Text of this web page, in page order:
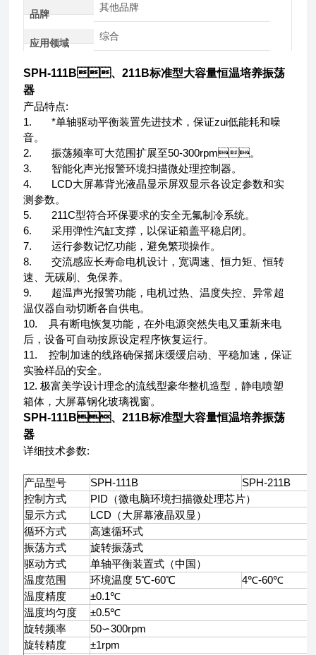
品牌
其他品牌
应用领域
综合
SPH-111B、211B标准型大容量恒温培养振荡
器
产品特点:
1.*单轴驱动平衡装置先进技术，保证zui低能耗和噪
音。
2.振荡频率可大范围扩展至50-300rpm。
3. 智能化声光报警环境扫描微处理控制器。
4. LCD大屏幕背光液晶显示屏双显示各设定参数和实
测参数。
5. 211C型符合环保要求的安全无氟制冷系统。
6.采用弹性汽缸支撑，以保证箱盖平稳启闭。
7.运行参数记忆功能，避免繁琐操作。
8.交流感应长寿命电机设计，宽调速、恒力矩、恒转
速、无碳刷、免保养。
9. 超温声光报警功能，电机过热、温度失控、异常超
温仪器自动切断各自供电。
10.具有断电恢复功能，在外电源突然失电又重新来电
后，设备可自动按原设定程序恢复运行。
11.控制加速的线路确保摇床缓缓启动、平稳加速，保证
实验样品的安全。
12. 极富美学设计理念的流线型豪华整机造型，静电喷塑
箱体，大屏幕钢化玻璃视窗。
SPH-111B、211B标准型大容量恒温培养振荡
器
详细技术参数:
产品型号 SPH-111B
SPH-211B
控制方式
PID （微电脑环境扫描微处理芯片）
显示方式
LCD （大屏幕液晶双显）
循环方式
高速循环式
振荡方式
旋转振荡式
驱动方式
单轴平衡装置式（中国）
温度范围
环境温度 5℃-60℃ 4℃-60℃
温度精度
±0.1℃
温度均匀度
±0.5℃
旋转频率
50∽300rpm
旋转精度
±1rpm